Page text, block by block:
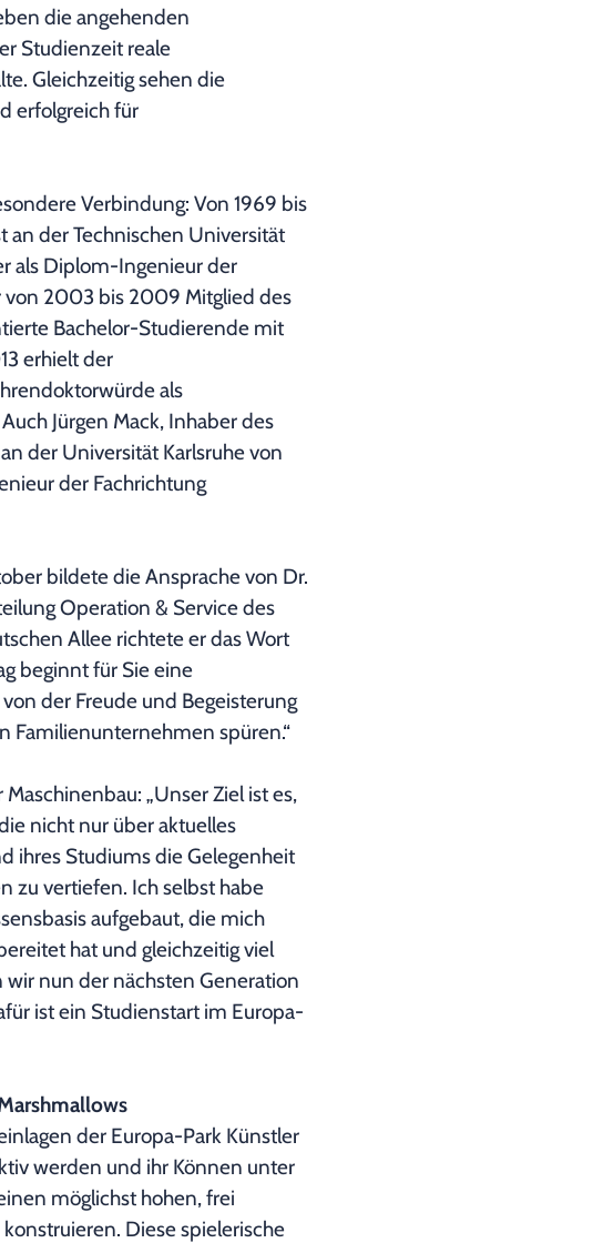
die angehenden
Studienzeit reale
Gleichzeitig sehen die
erfolgreich für
Verbindung: Von 1969 bis
an der Technischen Universität
als Diplom-Ingenieur der
von 2003 bis 2009 Mitglied des
Bachelor-Studierende mit
erhielt der
als
Jürgen Mack, Inhaber des
der Universität Karlsruhe von
der Fachrichtung
bildete die Ansprache von Dr.
Operation & Service des
Allee richtete er das Wort
beginnt für Sie eine
der Freude und Begeisterung
Familienunternehmen spüren.“
„Unser Ziel ist es,
nicht nur über aktuelles
ihres Studiums die Gelegenheit
zu vertiefen. Ich selbst habe
aufgebaut, die mich
hat und gleichzeitig viel
nun der nächsten Generation
ist ein Studienstart im Europa-
der Europa-Park Künstler
werden und ihr Können unter
möglichst hohen, frei
Diese spielerische